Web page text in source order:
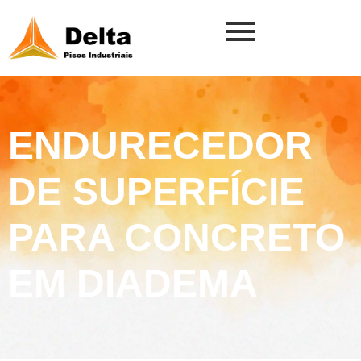
ENDURECEDOR
DE SUPERFÍCIE
PARA CONCRETO
EM DIADEMA